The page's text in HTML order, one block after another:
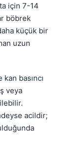
için 7-14
böbrek
küçük bir
uzun
basıncı
veya
acildir;